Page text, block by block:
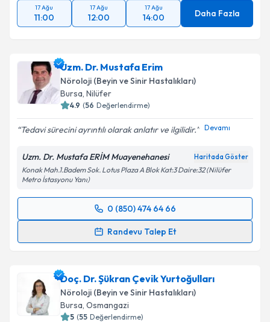
Takvim Talebini Gönder
17 Ağu
11:00
17 Ağu
12:00
17 Ağu
14:00 Daha Fazla
Uzm. Dr. Mustafa Erim
Nöroloji (Beyin ve Sinir Hastalıkları)
Bursa, Nilüfer
4.9 (56 Değerlendirme)
Tedavi sürecini ayrıntılı olarak anlatır ve ilgilidir. Devamı
Uzm. Dr. Mustafa ERİM Muayenehanesi Haritada Göster
Konak Mah.1.Badem Sok. Lotus Plaza A Blok Kat:3 Daire:32 (Nilüfer
Metro İstasyonu Yanı)
0 (850) 474 64 66
Randevu Talep Et
Randevu Takvimi Talebi
takvim hazırlandığında e-posta ile bilgilendireceğiz.
E-posta Adresiniz
Doç. Dr. Şükran Çevik Yurtoğulları
Nöroloji (Beyin ve Sinir Hastalıkları)
Bursa, Osmangazi
5 (55 Değerlendirme)